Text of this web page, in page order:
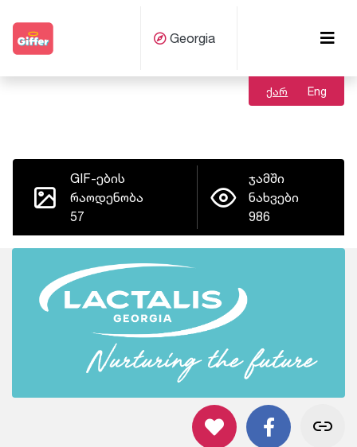
Georgia
ქარ Eng
GIF-ების
რაოდენობა
57
ჯამში
ნახვები
986